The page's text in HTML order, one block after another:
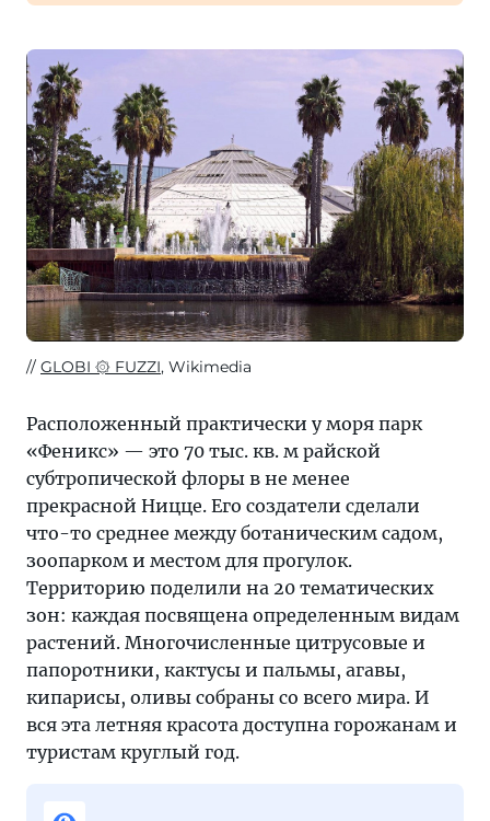
GLOBI ۞ FUZZI, Wikimedia
Расположенный практически у моря парк
«Феникс» — это 70 тыс. кв. м райской
субтропической флоры в не менее
прекрасной Ницце. Его создатели сделали
что-то среднее между ботаническим садом,
зоопарком и местом для прогулок.
Территорию поделили на 20 тематических
зон: каждая посвящена определенным видам
растений. Многочисленные цитрусовые и
папоротники, кактусы и пальмы, агавы,
кипарисы, оливы собраны со всего мира. И
вся эта летняя красота доступна горожанам и
туристам круглый год.